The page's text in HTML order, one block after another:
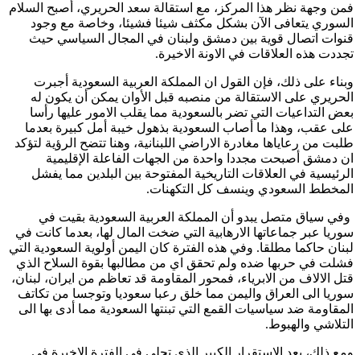
فمن وجهة نظر هذا المركز، مع استقالة سعد الحريري، أصبح السلام
السوري يتعافى الآن بشكل مكثف شيئا فشيئا، وخاصة مع وجود
قنوات اتصال قوية بين دمشق ولبنان في المجال السياسي حيث
تجددت هذه العلاقات في الاونة الاخيرة.
وبناء على ذلك، فإن القول ان المملكة العربية السعودية أجبرت
الحريري على الاستقالة من منصبه قبل الأوان يمكن أن يكون له
بعض التداعيات التي تضر بالسعودية مما يقلب الامور عليها رأسا
على عقب، وهذا ما أصاب السعودية بذهول خيبة أمل كبيرة بعدما
طلبت من رعاياها مغادرة الاراضي اللبنانية، وهنا تتضح الرؤية لتؤكد
ان دمشق أصبحت مجددا واحدة من الجهات الفاعلة الإقليمية
الرئيسية في العلاقات التاريخية المفتوحة بين البلدين مما يفشل
المخطط السعودي وينسف كل التكهنات.
وفي سياق متصل يبدو أن المملكة العربية السعودية بقيت في
سوريا عبر جماعاتها الارهابية التي ضخت المال لها، بعدما كانت في
لبنان حاكما مطلقا. وفي هذه الفترة كان اليمن أولوية السعودية التي
فشلت في حربها ضده ولم تحقق اي من مطالبها بقوة السلاح الذي
قتل الالاف من الابرياء، فمحور المقاومة قد تعاظم من ايران، لبنان،
سوريا الى العراق واليمن مما خلق رعبا سعوديا وتوجسا من تكاتف
المقاومة ضد سياسيات القمع التي تبنتها السعودية مما أدى بها الى
التلاشي والهبوط.
ومع ذلك، بعد الاستقرار الكبير الذي تجلى في الفترة الاخيرة في